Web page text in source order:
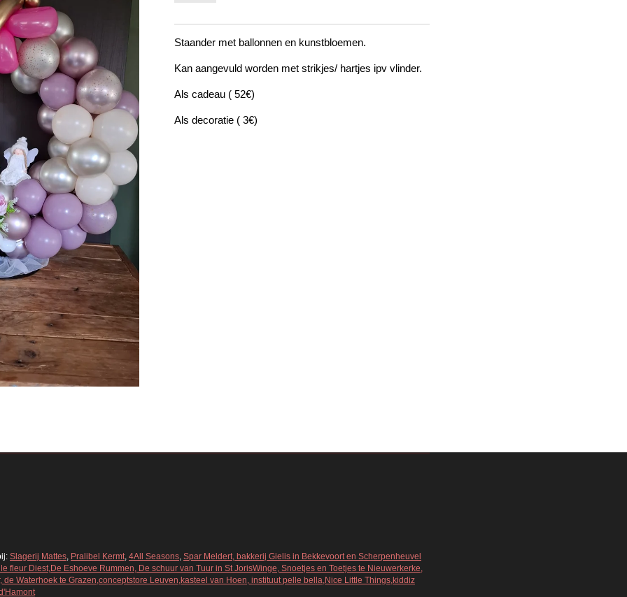
Staander met ballonnen en kunstbloemen.
Kan aangevuld worden met strikjes/ hartjes ipv vlinder.
Als cadeau ( 52€)
Als decoratie ( 3€)
Slagerij Mattes Pralibel Kermt 4All Seasons Spar Meldert, bakkerij Gielis in Bekkevoort en Scherpenheuvel
fleur Diest,De Eshoeve Rummen, De schuur van Tuur in St JorisWinge, Snoetjes en Toetjes te Nieuwerkerke,
de Waterhoek te Grazen,conceptstore Leuven,kasteel van Hoen, instituut pelle bella,Nice Little Things,kiddiz